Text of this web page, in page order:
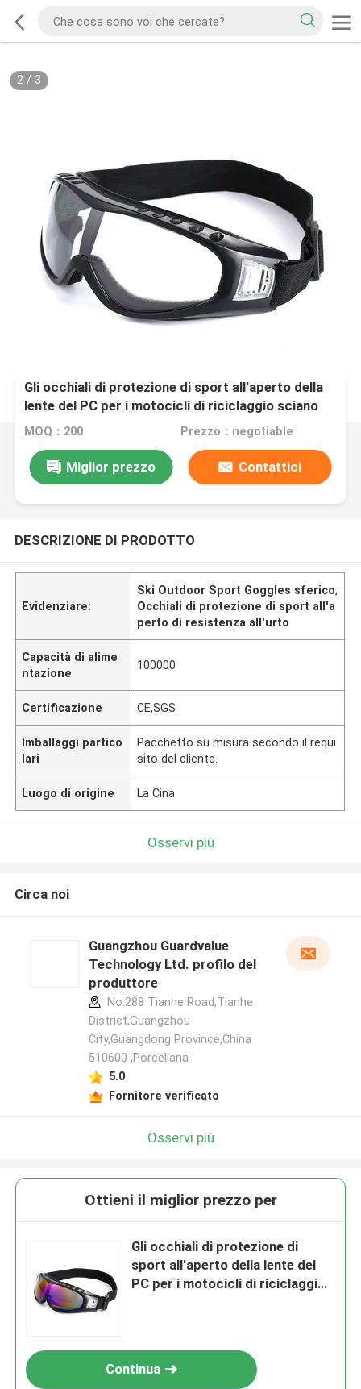
2/ 3
Gli occhiali di protezione di sport all'aperto della
lente del PC per i motocicli di riciclaggio sciano
MOQ：200 Prezzo：negotiable
Miglior prezzo Contattici
DESCRIZIONE DI PRODOTTO
Evidenziare:
Ski Outdoor Sport Goggles sferico,
Occhiali di protezione di sport all'a
perto di resistenza all'urto
Capacità di alime
ntazione
100000
Certificazione CE,SGS
Imballaggi partico
lari
Pacchetto su misura secondo il requi
sito del cliente.
Luogo di origine La Cina
Osservi più
Circa noi
Guangzhou Guardvalue
Technology Ltd. profilo del
produttore
No.288 Tianhe Road,Tianhe
District,Guangzhou
City,Guangdong Province,China
510600 ,Porcellana
5.0
Fornitore verificato
Osservi più
Ottieni il miglior prezzo per
Gli occhiali di protezione di
sport all'aperto della lente del
PC per i motocicli di riciclaggio
Continua